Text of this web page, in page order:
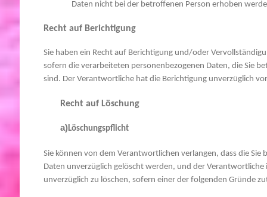
Daten nicht bei der betroffenen Person erhoben
Recht auf Berichtigung
Sie haben ein Recht auf Berichtigung und/oder
sofern die verarbeiteten personenbezogenen Daten, die Sie
sind. Der Verantwortliche hat die Berichtigung unverzüglich
Recht auf Löschung
a)Löschungspflicht
Sie können von dem Verantwortlichen verlangen, dass die
Daten unverzüglich gelöscht werden, und der
unverzüglich zu löschen, sofern einer der folgenden Gründe